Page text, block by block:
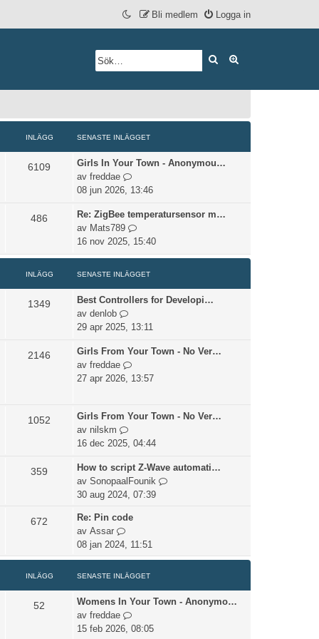
Logga in
Bli medlem
Sök
INLÄGG SENASTE INLÄGGET
6109
Girls In Your Town - Anonymou…
av freddae
G
å
i
l
d
e
s
n
s
t
e
l
g
e
08 jun 2026, 13:46
486
Re: ZigBee temperatursensor m…
av Mats789
G
å
t
e
s
n
t
i
l
ä
g
t
16 nov 2025, 15:40
INLÄGG SENASTE INLÄGGET
1349
Best Controllers for Developi…
av denlob
G
å
i
l
t
s
e
a
t
e
n
l
ä
g
e
29 apr 2025, 13:11
2146
Girls From Your Town - No Ver…
av freddae
G
å
l
d
t
s
e
s
i
l
g
27 apr 2026, 13:57
1052
Girls From Your Town - No Ver…
av nilskm
G
i
l
l
e
s
n
a
s
t
e
16 dec 2025, 04:44
359
How to script Z-Wave automati…
av SonopaalFounik
G
d
t
s
30 aug 2024, 07:39
672
Re: Pin code
av Assar
G
t
i
l
d
e
08 jan 2024, 11:51
INLÄGG SENASTE INLÄGGET
52
Womens In Your Town - Anonymo…
av freddae
G
å
15 feb 2026, 08:05